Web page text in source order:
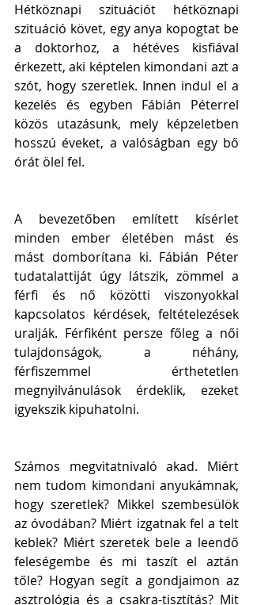
Hétköznapi szituációt hétköznapi
szituáció követ, egy anya kopogtat be
a doktorhoz, a hétéves kisfiával
érkezett, aki képtelen kimondani azt a
szót, hogy szeretlek. Innen indul el a
kezelés és egyben Fábián Péterrel
közös utazásunk, mely képzeletben
hosszú éveket, a valóságban egy bő
órát ölel fel.
A bevezetőben említett kísérlet
minden ember életében mást és
mást domborítana ki. Fábián Péter
tudatalattiját úgy látszik, zömmel a
férfi és nő közötti viszonyokkal
kapcsolatos kérdések, feltételezések
uralják. Férfiként persze főleg a női
tulajdonságok, a néhány,
férfiszemmel érthetetlen
megnyilvánulások érdeklik, ezeket
igyekszik kipuhatolni.
Számos megvitatnivaló akad. Miért
nem tudom kimondani anyukámnak,
hogy szeretlek? Mikkel szembesülök
az óvodában? Miért izgatnak fel a telt
keblek? Miért szeretek bele a leendő
feleségembe és mi taszít el aztán
tőle? Hogyan segít a gondjaimon az
asztrológia és a csakra-tisztítás? Mit